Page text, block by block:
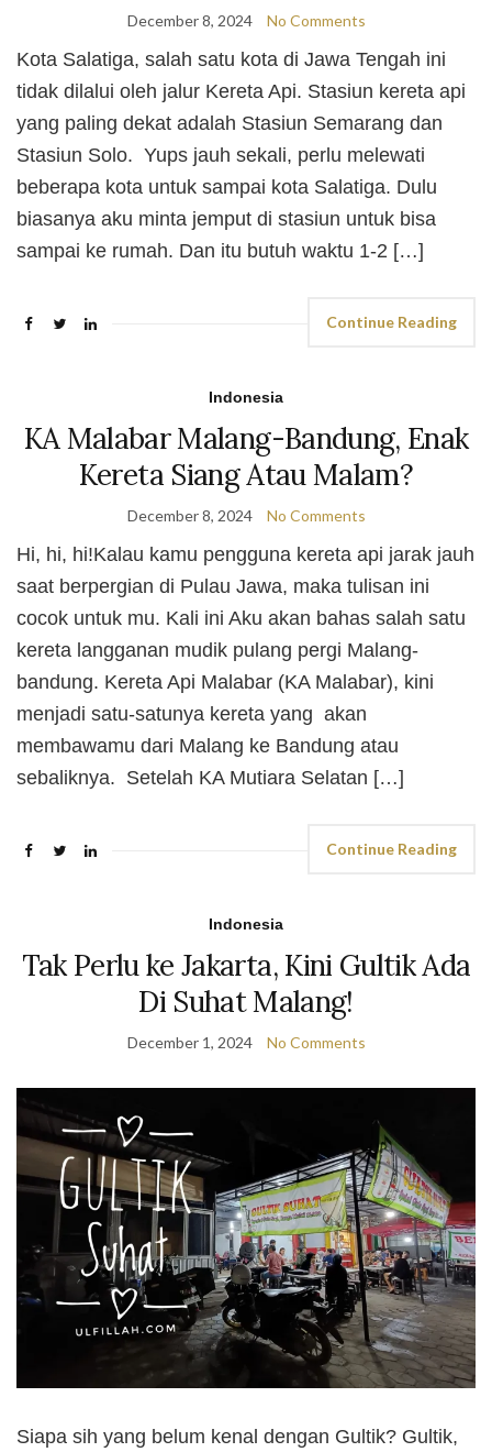
December 8, 2024 No Comments
Kota Salatiga, salah satu kota di Jawa Tengah ini
tidak dilalui oleh jalur Kereta Api. Stasiun kereta api
yang paling dekat adalah Stasiun Semarang dan
Stasiun Solo. Yups jauh sekali, perlu melewati
beberapa kota untuk sampai kota Salatiga. Dulu
biasanya aku minta jemput di stasiun untuk bisa
sampai ke rumah. Dan itu butuh waktu 1-2 […]
Continue Reading
Indonesia
KA Malabar Malang-Bandung, Enak
Kereta Siang Atau Malam?
December 8, 2024 No Comments
Hi, hi, hi!Kalau kamu pengguna kereta api jarak jauh
saat berpergian di Pulau Jawa, maka tulisan ini
cocok untuk mu. Kali ini Aku akan bahas salah satu
kereta langganan mudik pulang pergi Malang-
bandung. Kereta Api Malabar (KA Malabar), kini
menjadi satu-satunya kereta yang akan
membawamu dari Malang ke Bandung atau
sebaliknya. Setelah KA Mutiara Selatan […]
Continue Reading
Indonesia
Tak Perlu ke Jakarta, Kini Gultik Ada
Di Suhat Malang!
December 1, 2024 No Comments
Siapa sih yang belum kenal dengan Gultik? Gultik,